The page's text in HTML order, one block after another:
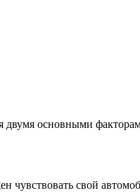
двумя основными
чувствовать свой